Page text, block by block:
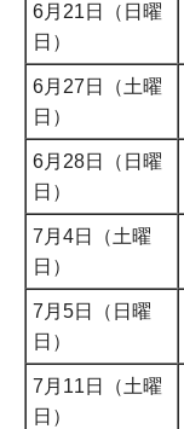
6月21日（日曜
日）
6月27日（土曜
日）
6月28日（日曜
日）
7月4日（土曜
日）
7月5日（日曜
日）
7月11日（土曜
日）